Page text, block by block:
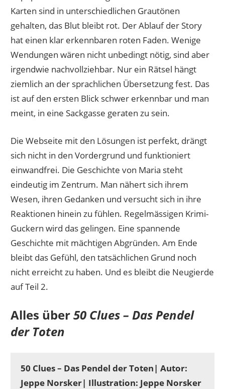
Karten sind in unterschiedlichen Grautönen
gehalten, das Blut bleibt rot. Der Ablauf der Story
hat einen klar erkennbaren roten Faden. Wenige
Wendungen wären nicht unbedingt nötig, sind aber
irgendwie nachvollziehbar. Nur ein Rätsel hängt
ziemlich an der sprachlichen Übersetzung fest. Das
ist auf den ersten Blick schwer erkennbar und man
meint, in eine Sackgasse geraten zu sein.
Die Webseite mit den Lösungen ist perfekt, drängt
sich nicht in den Vordergrund und funktioniert
einwandfrei. Die Geschichte von Maria steht
eindeutig im Zentrum. Man nähert sich ihrem
Wesen, ihren Gedanken und versucht sich in ihre
Reaktionen hinein zu fühlen. Regelmässigen Krimi-
Guckern wird das gelingen. Eine spannende
Geschichte mit mächtigen Abgründen. Am Ende
bleibt das Gefühl, den tatsächlichen Grund noch
nicht erreicht zu haben. Und es bleibt die Neugierde
auf Teil 2.
Alles über50 Clues – Das Pendel
der Toten
50 Clues – Das Pendel der Toten| Autor:
Jeppe Norsker| Illustration: Jeppe Norsker